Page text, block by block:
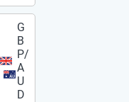
G
B
P/
A
U
D